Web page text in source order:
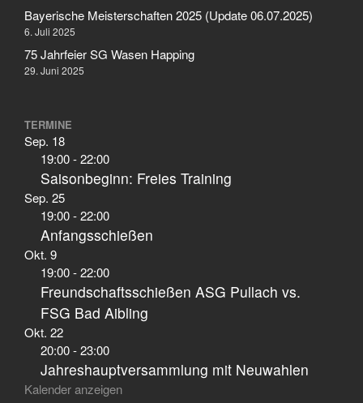
Bayerische Meisterschaften 2025 (Update 06.07.2025)
6. Juli 2025
75 Jahrfeier SG Wasen Happing
29. Juni 2025
TERMINE
Sep. 18
19:00-22:00
Saisonbeginn: Freies Training
Sep. 25
19:00-22:00
Anfangsschießen
Okt. 9
19:00-22:00
Freundschaftsschießen ASG Pullach vs.
FSG Bad Aibling
Okt. 22
20:00-23:00
Jahreshauptversammlung mit Neuwahlen
Kalender anzeigen